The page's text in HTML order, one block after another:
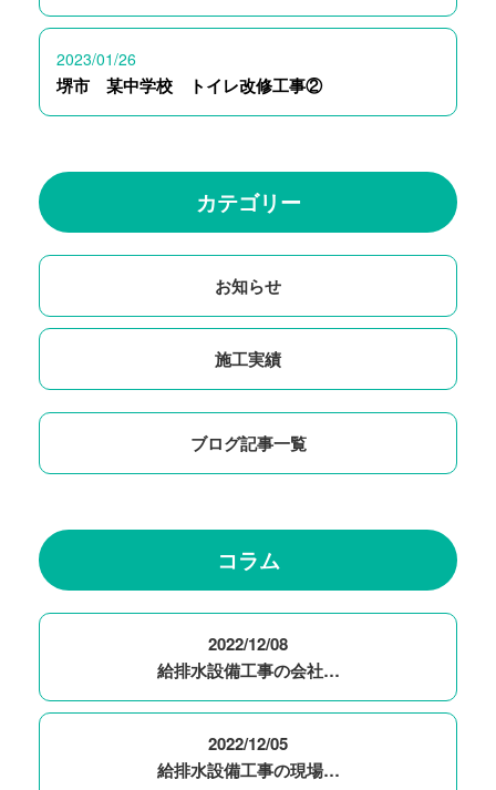
2023/01/26
堺市 某中学校 トイレ改修工事②
カテゴリー
お知らせ
施工実績
ブログ記事一覧
コラム
2022/12/08
給排水設備工事の会社…
2022/12/05
給排水設備工事の現場…